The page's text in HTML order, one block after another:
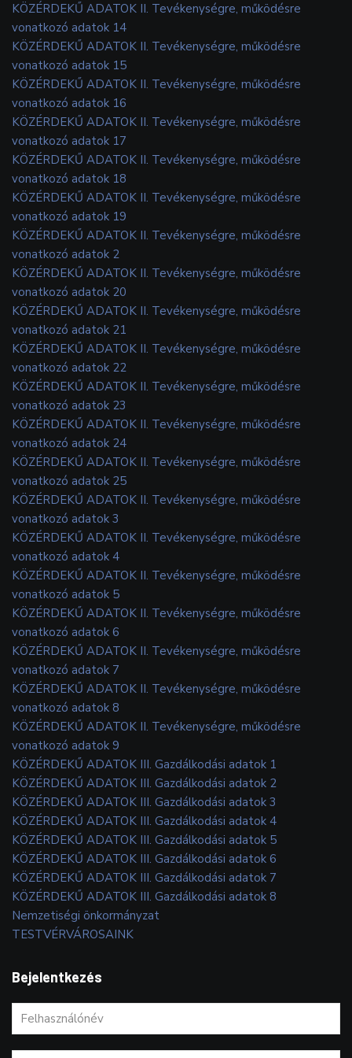
KÖZÉRDEKŰ ADATOK II. Tevékenységre, működésre
vonatkozó adatok 14
KÖZÉRDEKŰ ADATOK II. Tevékenységre, működésre
vonatkozó adatok 15
KÖZÉRDEKŰ ADATOK II. Tevékenységre, működésre
vonatkozó adatok 16
KÖZÉRDEKŰ ADATOK II. Tevékenységre, működésre
vonatkozó adatok 17
KÖZÉRDEKŰ ADATOK II. Tevékenységre, működésre
vonatkozó adatok 18
KÖZÉRDEKŰ ADATOK II. Tevékenységre, működésre
vonatkozó adatok 19
KÖZÉRDEKŰ ADATOK II. Tevékenységre, működésre
vonatkozó adatok 2
KÖZÉRDEKŰ ADATOK II. Tevékenységre, működésre
vonatkozó adatok 20
KÖZÉRDEKŰ ADATOK II. Tevékenységre, működésre
vonatkozó adatok 21
KÖZÉRDEKŰ ADATOK II. Tevékenységre, működésre
vonatkozó adatok 22
KÖZÉRDEKŰ ADATOK II. Tevékenységre, működésre
vonatkozó adatok 23
KÖZÉRDEKŰ ADATOK II. Tevékenységre, működésre
vonatkozó adatok 24
KÖZÉRDEKŰ ADATOK II. Tevékenységre, működésre
vonatkozó adatok 25
KÖZÉRDEKŰ ADATOK II. Tevékenységre, működésre
vonatkozó adatok 3
KÖZÉRDEKŰ ADATOK II. Tevékenységre, működésre
vonatkozó adatok 4
KÖZÉRDEKŰ ADATOK II. Tevékenységre, működésre
vonatkozó adatok 5
KÖZÉRDEKŰ ADATOK II. Tevékenységre, működésre
vonatkozó adatok 6
KÖZÉRDEKŰ ADATOK II. Tevékenységre, működésre
vonatkozó adatok 7
KÖZÉRDEKŰ ADATOK II. Tevékenységre, működésre
vonatkozó adatok 8
KÖZÉRDEKŰ ADATOK II. Tevékenységre, működésre
vonatkozó adatok 9
KÖZÉRDEKŰ ADATOK III. Gazdálkodási adatok 1
KÖZÉRDEKŰ ADATOK III. Gazdálkodási adatok 2
KÖZÉRDEKŰ ADATOK III. Gazdálkodási adatok 3
KÖZÉRDEKŰ ADATOK III. Gazdálkodási adatok 4
KÖZÉRDEKŰ ADATOK III. Gazdálkodási adatok 5
KÖZÉRDEKŰ ADATOK III. Gazdálkodási adatok 6
KÖZÉRDEKŰ ADATOK III. Gazdálkodási adatok 7
KÖZÉRDEKŰ ADATOK III. Gazdálkodási adatok 8
Nemzetiségi önkormányzat
TESTVÉRVÁROSAINK
Bejelentkezés